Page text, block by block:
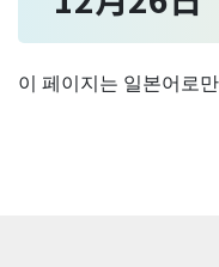
이 페이지는 일본어로